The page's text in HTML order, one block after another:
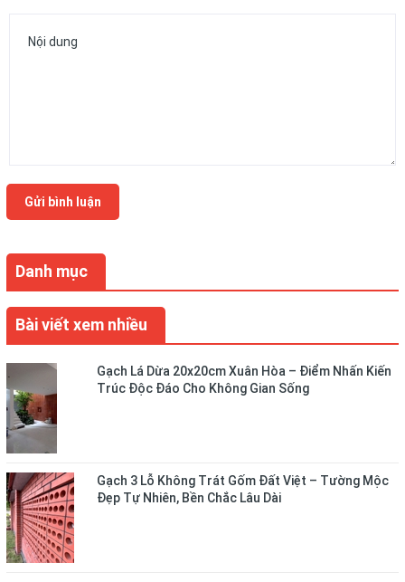
Danh mục
Bài viết xem nhiều
Gạch Lá Dừa 20x20cm Xuân Hòa – Điểm Nhấn Kiến
Trúc Độc Đáo Cho Không Gian Sống
Gạch 3 Lỗ Không Trát Gốm Đất Việt – Tường Mộc
Đẹp Tự Nhiên, Bền Chắc Lâu Dài
Gửi bình luận